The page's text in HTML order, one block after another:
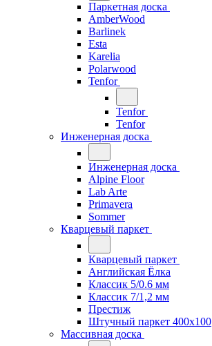
Паркетная доска
AmberWood
Barlinek
Esta
Karelia
Polarwood
Tenfor
Tenfor
Tenfor
Инженерная доска
Инженерная доска
Alpine Floor
Lab Arte
Primavera
Sommer
Кварцевый паркет
Кварцевый паркет
Английская Ёлка
Классик 5/0.6 мм
Классик 7/1,2 мм
Престиж
Штучный паркет 400x100
Массивная доска